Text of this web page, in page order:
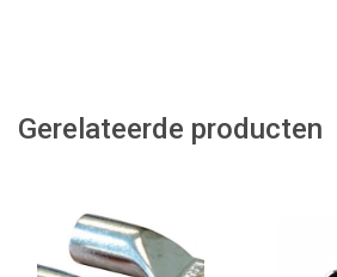
Gerelateerde producten